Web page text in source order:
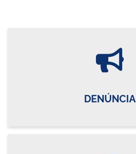
DENÚNCIA